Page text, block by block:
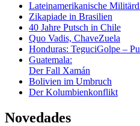
Lateinamerikanische
Zikapiade in Brasilien
40 Jahre Putsch in Chile
Quo Vadis, ChaveZuela
Honduras: TeguciGolpe –
Guatemala:
Der Fall Xamán
Bolivien im Umbruch
Der Kolumbienkonflikt
Novedades